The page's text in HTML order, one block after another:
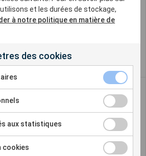
04
et les durées de stockage,
à notre politique en matière de
des cookies
aux statistiques
cookies